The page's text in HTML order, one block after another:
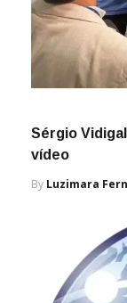
Sérgio
vídeo
By Luzimara